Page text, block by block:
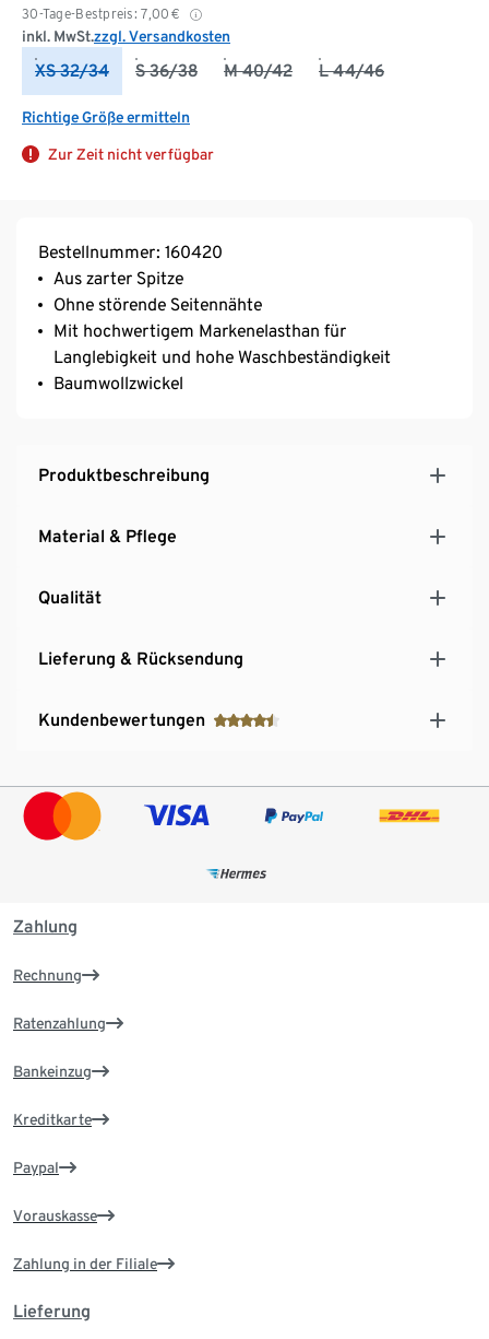
30-Tage-Bestpreis: 7,00 €
inkl. MwSt.zzgl. Versandkosten
XS 32/34 S 36/38 M 40/42 L 44/46
Richtige Größe ermitteln
Zur Zeit nicht verfügbar
Bestellnummer: 160420
Aus zarter Spitze
Ohne störende Seitennähte
Mit hochwertigem Markenelasthan für
Langlebigkeit und hohe Waschbeständigkeit
Baumwollzwickel
Produktbeschreibung
Material & Pflege
Qualität
Lieferung & Rücksendung
Kundenbewertungen
Zahlung
Rechnung
Ratenzahlung
Bankeinzug
Kreditkarte
Paypal
Vorauskasse
Zahlung in der Filiale
Lieferung